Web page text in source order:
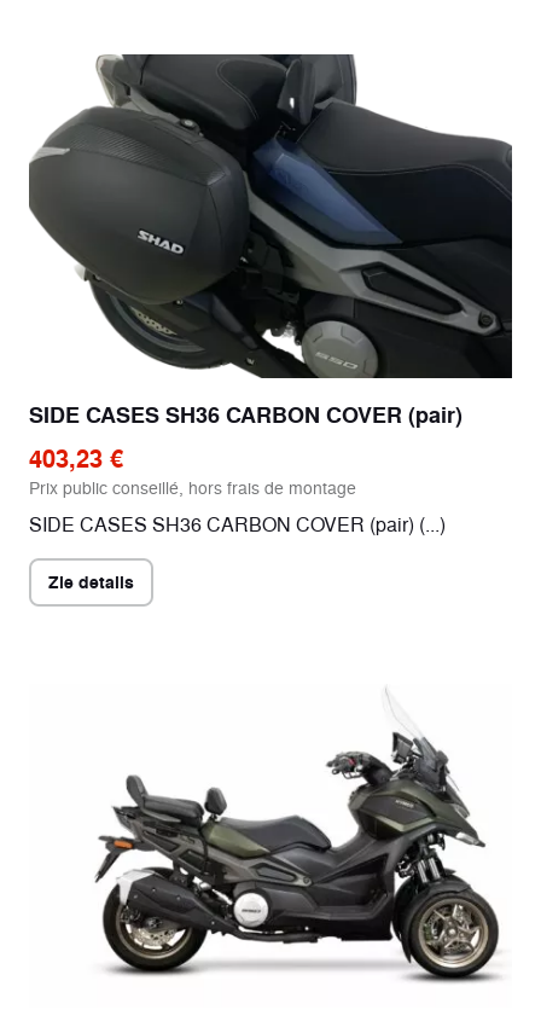
SIDE CASES SH36 CARBON COVER (pair)
403,23 €
Prix public conseillé, hors frais de montage
SIDE CASES SH36 CARBON COVER (pair) (...)
Zie details